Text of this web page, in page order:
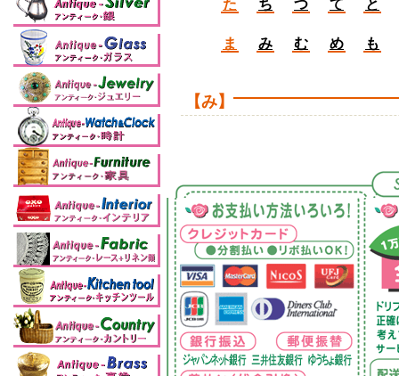
た ち つ て と
ま み む め も
【み】